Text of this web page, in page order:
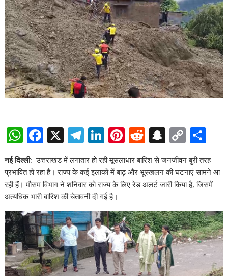
W
h
at
s
A
p
p
F
ac
e
b
o
o
k
X T
el
e
gr
a
m
Li
n
k
e
dI
n
Pi
er
e
R
e
d
di
S
n
a
p
h
at
C
o
p
y
n
k
ar
e
नई दिल्ली: उत्तराखंड में लगातार हो रही मूसलाधार बारिश से जनजीवन बुरी तरह
प्रभावित हो रहा है। राज्य के कई इलाकों में बाढ़ और भूस्खलन की घटनाएं सामने आ
रही हैं। मौसम विभाग ने शनिवार को राज्य के लिए रेड अलर्ट जारी किया है, जिसमें
अत्यधिक भारी बारिश की चेतावनी दी गई है।